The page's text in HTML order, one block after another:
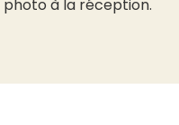
à la réception.